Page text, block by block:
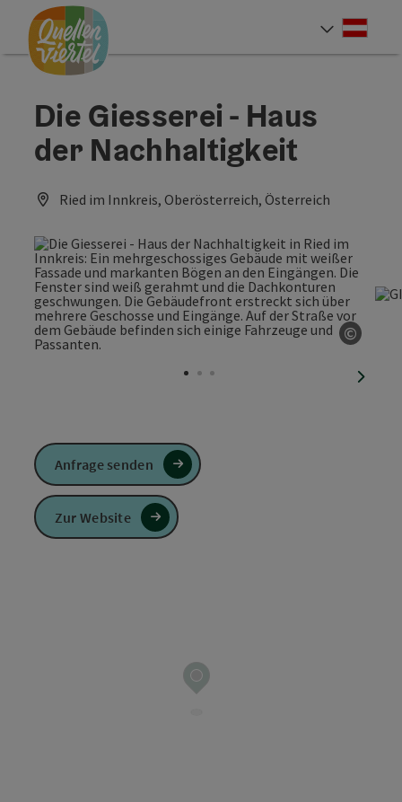
Zum Inhalt
Zur Navigation
Zum Seitenanfang
Die Giesserei - Haus
der Nachhaltigkeit
Ried im Innkreis, Oberösterreich, Österreich
©
Anfrage senden
Zur Website